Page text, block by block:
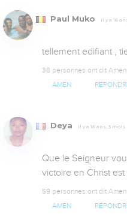
Paul Muko Il y a 16
tellement edifiant ,
38 personnes ont dit Amen
AMEN
Deya Il y a 16 ans, 3 mois
Que le Seigneur
victoire en Christ
59 personnes ont dit Amen
AMEN